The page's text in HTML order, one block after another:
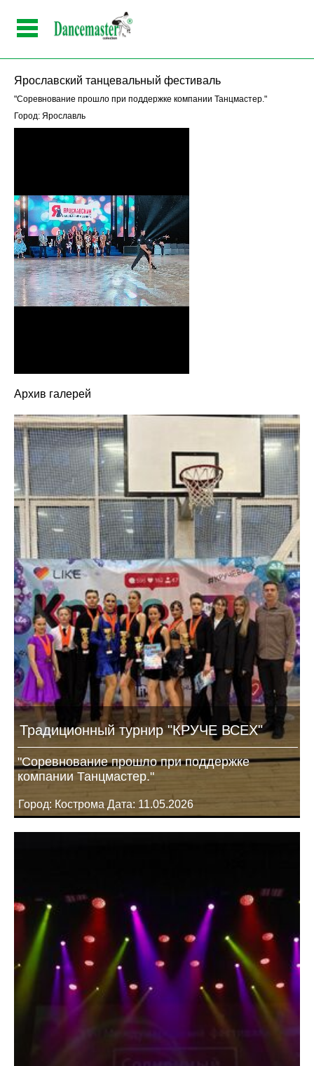
Ярославский танцевальный фестиваль
"Соревнование прошло при поддержке компании Танцмастер."
Город: Ярославль
Архив галерей
Традиционный турнир "КРУЧЕ ВСЕХ"
"Соревнование прошло при поддержке
компании Танцмастер."
Город: Кострома Дата: 11.05.2026